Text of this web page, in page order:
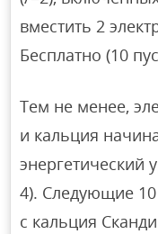
вместить 2
Бесплатно (10
Тем не менее,
и кальция
энергетический
4). Следующие
с кальция